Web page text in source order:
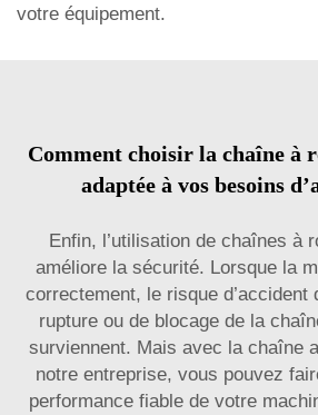
votre équipement.
Comment choisir la chaîne à
adaptée à vos besoins
Enfin, l’utilisation de chaînes à
améliore la sécurité. Lorsque la
correctement, le risque d’accident
rupture ou de blocage de la
surviennent. Mais avec la chaîne
notre entreprise, vous pouvez
performance fiable de votre